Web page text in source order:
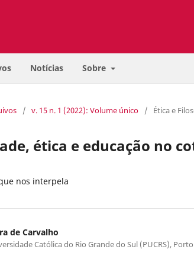
Notícias Sobre
/ v. 15 n. 1 (2022): Volume único / Ética e
ética e educação no
nos interpela
de Carvalho
Católica do Rio Grande do Sul (PUCRS), Porto